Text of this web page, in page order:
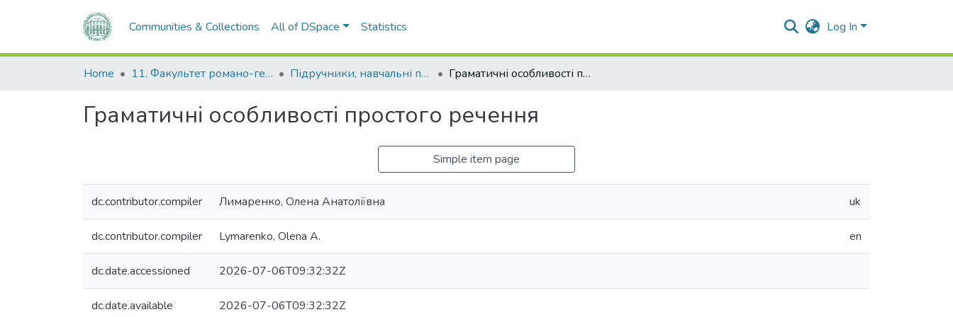
Communities & Collections All of DSpace Statistics Log In
Home 11. Факультет романо-германської філології Підручники, навчальні посібники та інші науково- та навчально-методичні праці РГФ Граматичні особливості простого речення
Граматичні особливості простого речення
Simple item page
dc.contributor.compiler Лимаренко, Олена Анатоліївна uk
dc.contributor.compiler Lymarenko, Olena A. en
dc.date.accessioned 2026-07-06T09:32:32Z
dc.date.available 2026-07-06T09:32:32Z